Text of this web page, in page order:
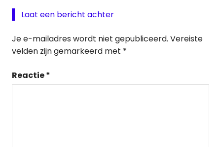
Laat een bericht achter
Je e-mailadres wordt niet gepubliceerd. Vereiste
velden zijn gemarkeerd met *
Reactie*